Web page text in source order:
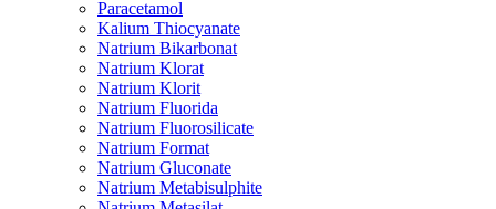
Paracetamol
Kalium Thiocyanate
Natrium Bikarbonat
Natrium Klorat
Natrium Klorit
Natrium Fluorida
Natrium Fluorosilicate
Natrium Format
Natrium Gluconate
Natrium Metabisulphite